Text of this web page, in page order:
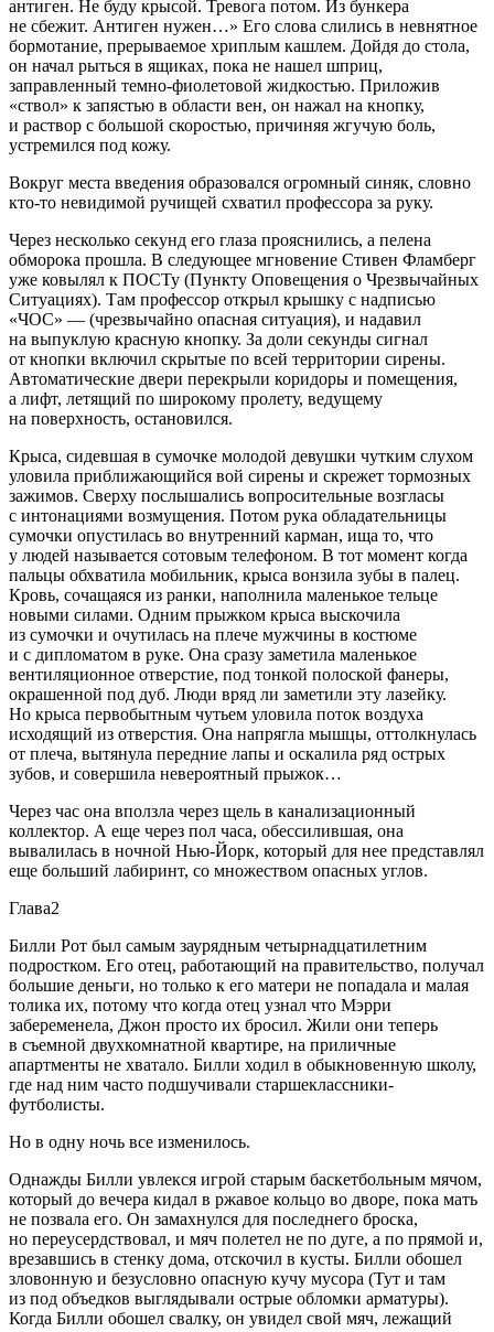
антиген. Не буду крысой. Тревога потом. Из бункера
не сбежит. Антиген нужен…» Его слова слились в невнятное
бормотание, прерываемое хриплым кашлем. Дойдя до стола,
он начал рыться в ящиках, пока не нашел шприц,
заправленный темно-фиолетовой жидкостью. Приложив
«ствол» к запястью в области вен, он нажал на кнопку,
и раствор с большой скоростью, причиняя жгучую боль,
устремился под кожу.
Вокруг места введения образовался огромный синяк, словно
кто-то невидимой ручищей схватил профессора за руку.
Через несколько секунд его глаза прояснились, а пелена
обморока прошла. В следующее мгновение Стивен Фламберг
уже ковылял к ПОСТу (Пункту Оповещения о Чрезвычайных
Ситуациях). Там профессор открыл крышку с надписью
«ЧОС» — (чрезвычайно опасная ситуация), и надавил
на выпуклую красную кнопку. За доли секунды сигнал
от кнопки включил скрытые по всей территории сирены.
Автоматические двери перекрыли коридоры и помещения,
а лифт, летящий по широкому пролету, ведущему
на поверхность, остановился.
Крыса, сидевшая в сумочке молодой девушки чутким слухом
уловила приближающийся вой сирены и скрежет тормозных
зажимов. Сверху послышались вопросительные возгласы
с интонациями возмущения. Потом рука обладательницы
сумочки опустилась во внутренний карман, ища то, что
у людей называется сотовым телефоном. В тот момент когда
пальцы обхватила мобильник, крыса вонзила зубы в палец.
Кровь, сочащаяся из ранки, наполнила маленькое тельце
новыми силами. Одним прыжком крыса выскочила
из сумочки и очутилась на плече мужчины в костюме
и с дипломатом в руке. Она сразу заметила маленькое
вентиляционное отверстие, под тонкой полоской фанеры,
окрашенной под дуб. Люди вряд ли заметили эту лазейку.
Но крыса первобытным чутьем уловила поток воздуха
исходящий из отверстия. Она напрягла мышцы, оттолкнулась
от плеча, вытянула передние лапы и оскалила ряд острых
зубов, и совершила невероятный прыжок…
Через час она вползла через щель в канализационный
коллектор. А еще через пол часа, обессилившая, она
вывалилась в ночной Нью-Йорк, который для нее представлял
еще больший лабиринт, со множеством опасных углов.
Глава2
Билли Рот был самым заурядным четырнадцатилетним
подростком. Его отец, работающий на правительство, получал
большие деньги, но только к его матери не попадала и малая
толика их, потому что когда отец узнал что Мэрри
забеременела, Джон просто их бросил. Жили они теперь
в съемной двухкомнатной квартире, на приличные
апартменты не хватало. Билли ходил в обыкновенную школу,
где над ним часто подшучивали старшеклассники-
футболисты.
Но в одну ночь все изменилось.
Однажды Билли увлекся игрой старым баскетбольным мячом,
который до вечера кидал в ржавое кольцо во дворе, пока мать
не позвала его. Он замахнулся для последнего броска,
но переусердствовал, и мяч полетел не по дуге, а по прямой и,
врезавшись в стенку дома, отскочил в кусты. Билли обошел
зловонную и безусловно опасную кучу мусора (Тут и там
из под объедков выглядывали острые обломки арматуры).
Когда Билли обошел свалку, он увидел свой мяч, лежащий